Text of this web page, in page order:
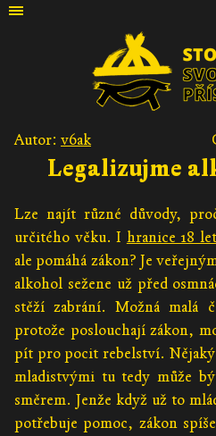
Autor: v6ak
Legalizujme
Lze najít různé důvody,
určitého věku. I hranice 18
ale pomáhá zákon? Je
alkohol sežene už před
stěží zabrání. Možná malá
protože poslouchají zákon,
pít pro pocit rebelství.
mladistvými tu tedy může
směrem. Jenže když už to
potřebuje pomoc, zákon